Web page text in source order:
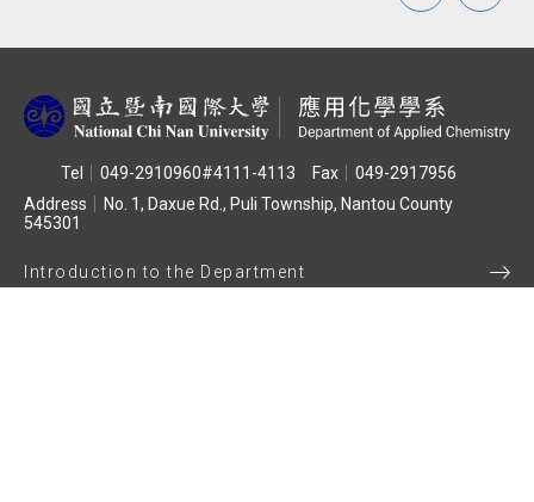
Tel 049-2910960#4111-4113 Fax
049-2917956
Address
No. 1, Daxue Rd., Puli Township, Nantou County
545301
Introduction to the Department